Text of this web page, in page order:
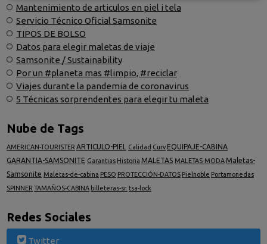
Mantenimiento de articulos en piel i tela
Servicio Técnico Oficial Samsonite
TIPOS DE BOLSO
Datos para elegir maletas de viaje
Samsonite / Sustainability
Por un #planeta mas #limpio, #reciclar
Viajes durante la pandemia de coronavirus
5 Técnicas sorprendentes para elegir tu maleta
Nube de Tags
AMERICAN-TOURISTER ARTICULO-PIEL Calidad Curv EQUIPAJE-CABINA
GARANTIA-SAMSONITE Garantias Historia MALETAS MALETAS-MODA Maletas-
Samsonite Maletas-de-cabina PESO PROTECCIÓN-DATOS Pielnoble Portamonedas
SPINNER TAMAÑOS-CABINA billeteras-sr. tsa-lock
Redes Sociales
Twitter